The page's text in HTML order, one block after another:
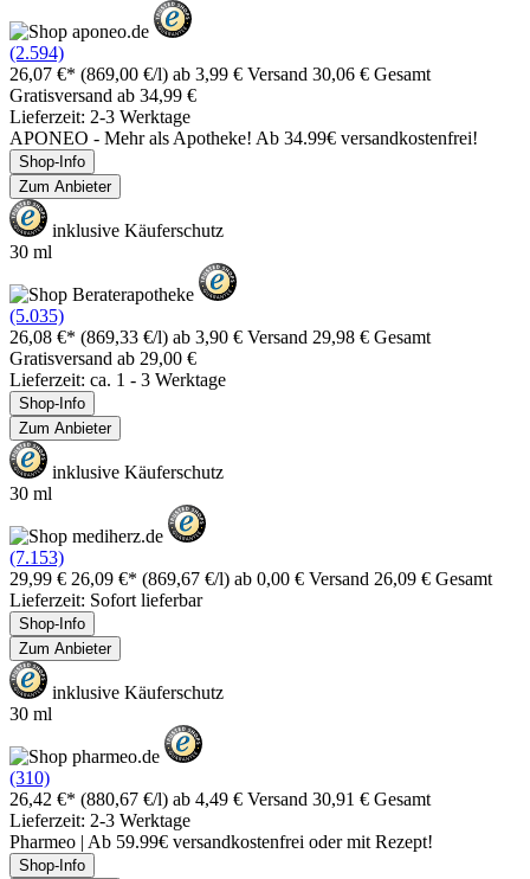
(2.594)
26,07 €* (869,00 €/l) ab 3,99 € Versand 30,06 € Gesamt
Gratisversand ab 34,99 €
Lieferzeit: 2-3 Werktage
APONEO - Mehr als Apotheke! Ab 34.99€ versandkostenfrei!
Shop-Info
Zum Anbieter
inklusive Käuferschutz
30 ml
(5.035)
26,08 €* (869,33 €/l) ab 3,90 € Versand 29,98 € Gesamt
Gratisversand ab 29,00 €
Lieferzeit: ca. 1 - 3 Werktage
Shop-Info
Zum Anbieter
inklusive Käuferschutz
30 ml
(7.153)
29,99 € 26,09 €* (869,67 €/l) ab 0,00 € Versand 26,09 € Gesamt
Lieferzeit: Sofort lieferbar
Shop-Info
Zum Anbieter
inklusive Käuferschutz
30 ml
(310)
26,42 €* (880,67 €/l) ab 4,49 € Versand 30,91 € Gesamt
Lieferzeit: 2-3 Werktage
Pharmeo | Ab 59.99€ versandkostenfrei oder mit Rezept!
Shop-Info